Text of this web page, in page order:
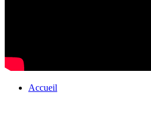
Accueil